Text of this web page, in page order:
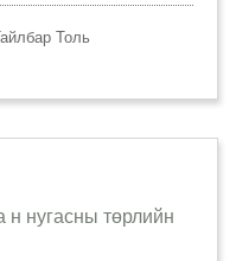
Толь
н нугасны төрлийн